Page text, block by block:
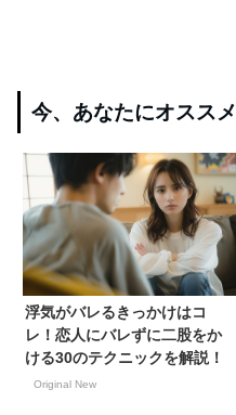
今、あなたにオススメ
浮気がバレるきっかけはコ
レ！恋人にバレずに二股をか
ける30のテクニックを解説！
Original New